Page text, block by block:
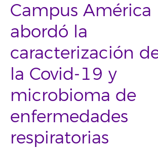
Campus América
abordó la
caracterización
la Covid-19 y
microbioma de
enfermedades
respiratorias